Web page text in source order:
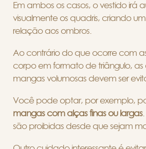
Em ambos os casos, o vestido irá
visualmente os quadris, criando
relação aos ombros.
Ao contrário do que ocorre com
corpo em formato de triângulo, as
mangas volumosas devem ser
Você pode optar, por exemplo,
mangas com alças finas ou largas
são proibidas desde que sejam